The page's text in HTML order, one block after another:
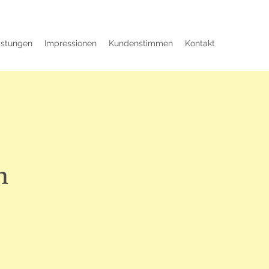
Impressionen Kundenstimmen Kontakt